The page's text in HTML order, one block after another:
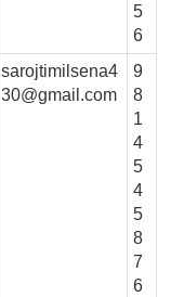
5
6
sarojtimilsena4
30@gmail.com
9
8
1
4
5
4
5
8
7
6